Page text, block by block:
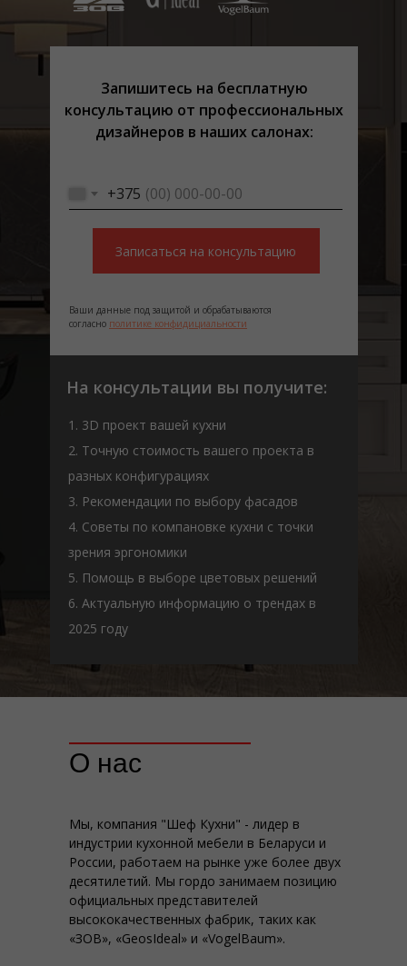
1. 3D проект вашей кухни
2. Точную стоимость вашего проекта в
разных конфигурациях
3. Рекомендации по выбору фасадов
4. Советы по компановке кухни с точки
зрения эргономики
5. Помощь в выборе цветовых решений
6. Актуальную информацию о трендах в
2025 году
Ваши данные под защитой и обрабатываются
согласно политике конфидициальности
+375
Записаться на консультацию
На консультации вы получите:
Запишитесь на бесплатную
консультацию от профеcсиональных
дизайнеров в наших салонах:
О нас
Мы, компания "Шеф Кухни" - лидер в
индустрии кухонной мебели в Беларуси и
России, работаем на рынке уже более двух
десятилетий. Мы гордо занимаем позицию
официальных представителей
высококачественных фабрик, таких как
«ЗОВ», «GeosIdeal» и «VogelBaum».